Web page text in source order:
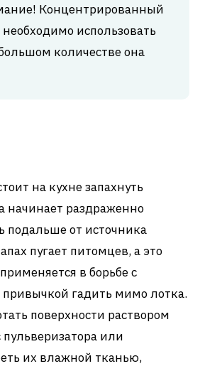
Концентрированный
использовать
количестве она
на кухне запахнуть
начинает раздраженно
подальше от источника
пугает питомцев, а это
в борьбе с
гадить мимо лотка.
поверхности раствором
или
их влажной тканью,